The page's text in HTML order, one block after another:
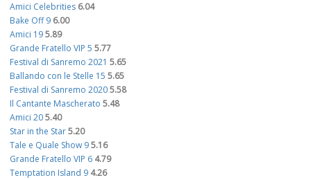
Amici Celebrities 6.04
Bake Off 9 6.00
Amici 195.89
Grande Fratello VIP 5 5.77
Festival di Sanremo 2021 5.65
Ballando con le Stelle 15 5.65
Festival di Sanremo 20205.58
Il Cantante Mascherato 5.48
Amici 205.40
Star in the Star5.20
Tale e Quale Show 95.16
Grande Fratello VIP 6 4.79
Temptation Island 9 4.26